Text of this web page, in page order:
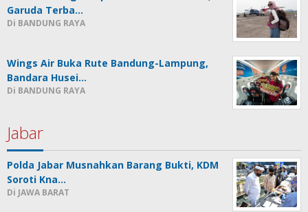
Garuda Terba…
Di BANDUNG RAYA
Wings Air Buka Rute Bandung-Lampung,
Bandara Husei…
Di BANDUNG RAYA
Jabar
Polda Jabar Musnahkan Barang Bukti, KDM
Soroti Kna…
Di JAWA BARAT